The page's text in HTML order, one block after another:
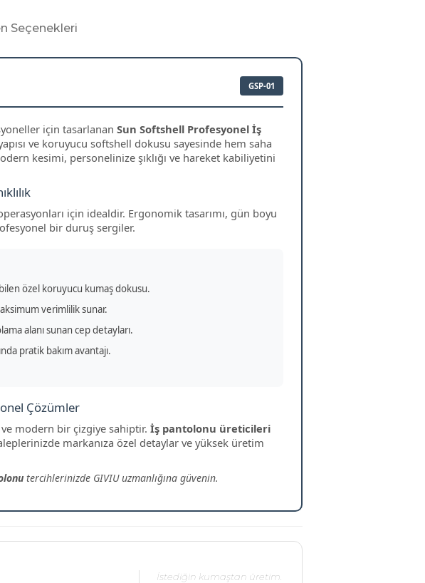
Seçenekleri
GSP-01
için tasarlanan Sun Softshell Profesyonel İş
ve koruyucu softshell dokusu sayesinde hem saha
kesimi, personelinize şıklığı ve hareket kabiliyetini
için idealdir. Ergonomik tasarımı, gün boyu
bir duruş sergiler.
özel koruyucu kumaş dokusu.
verimlilik sunar.
alanı sunan cep detayları.
pratik bakım avantajı.
Çözümler
modern bir çizgiye sahiptir. İş pantolonu üreticileri
markanıza özel detaylar ve yüksek üretim
tercihlerinizde GIVIU uzmanlığına güvenin.
İstediğin kumaştan üretim.